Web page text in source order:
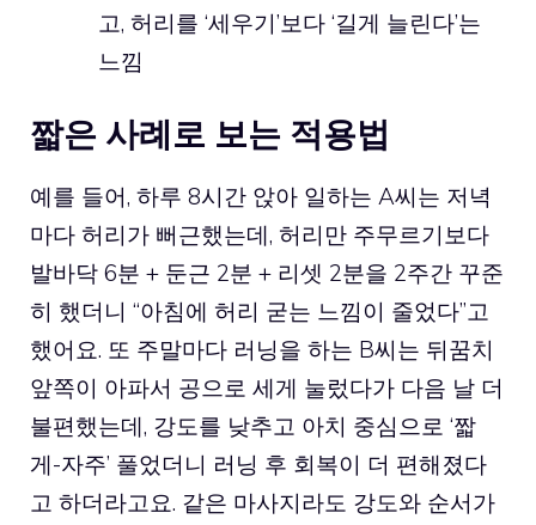
고, 허리를 ‘세우기’보다 ‘길게 늘린다’는
느낌
짧은 사례로 보는 적용법
예를 들어, 하루 8시간 앉아 일하는 A씨는 저녁
마다 허리가 뻐근했는데, 허리만 주무르기보다
발바닥 6분 + 둔근 2분 + 리셋 2분을 2주간 꾸준
히 했더니 “아침에 허리 굳는 느낌이 줄었다”고
했어요. 또 주말마다 러닝을 하는 B씨는 뒤꿈치
앞쪽이 아파서 공으로 세게 눌렀다가 다음 날 더
불편했는데, 강도를 낮추고 아치 중심으로 ‘짧
게-자주’ 풀었더니 러닝 후 회복이 더 편해졌다
고 하더라고요. 같은 마사지라도 강도와 순서가